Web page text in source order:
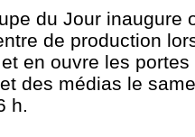
du Jour inaugure
de production
en ouvre les
des médias le
h.